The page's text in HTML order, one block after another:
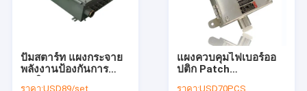
ปั๊มสตาร์ท แผงกระจาย
พลังงานป้องกันการ
ราคา:USD89/set
แผงควบคุมไฟเบอร์ออ
ปติก Patch
ราคา:USD70PCS